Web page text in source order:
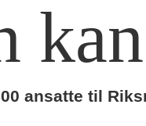
ansatte til